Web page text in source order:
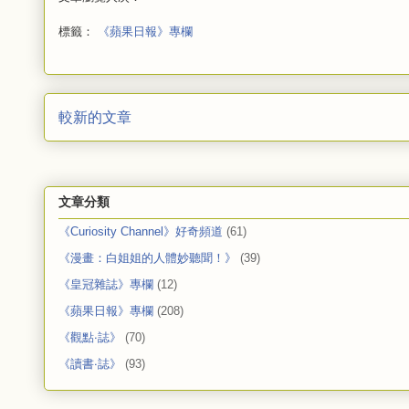
標籤： 《蘋果日報》專欄
較新的文章
文章分類
《Curiosity Channel》好奇頻道 (61)
《漫畫：白姐姐的人體妙聽聞！》
(39)
《皇冠雜誌》專欄 (12)
《蘋果日報》專欄 (208)
《觀點‧誌》
(70)
《讀書‧誌》
(93)